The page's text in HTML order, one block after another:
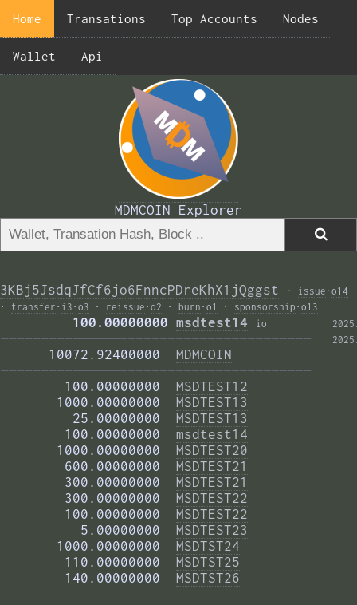
Home Transations Top Accounts Nodes
Wallet Api
MDMCOIN Explorer
3KBj5JsdqJfCf6jo6FnncPDreKhX1jQggst · issue · o14
· transfer · i3 · o3 · reissue · o2 · burn · o1 · sponsorship · o13
         100.00000000
msdtest14 io
———————————————————————————————————————
      10072.92400000
MDMCOIN
———————————————————————————————————————
        100.00000000
MSDTEST12
       1000.00000000
MSDTEST13
         25.00000000
MSDTEST13
        100.00000000
msdtest14
       1000.00000000
MSDTEST20
        600.00000000
MSDTEST21
        300.00000000
MSDTEST21
        300.00000000
MSDTEST22
        100.00000000
MSDTEST22
          5.00000000
MSDTEST23
       1000.00000000
MSDTST24
        110.00000000
MSDTST25
        140.00000000
MSDTST26